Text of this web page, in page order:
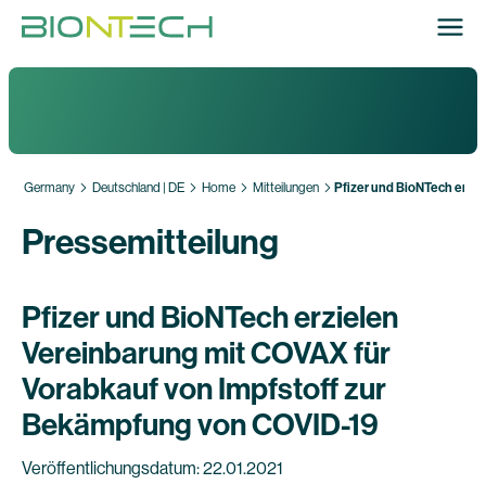
Germany Deutschland | DE Home Mitteilungen Pfizer und BioNTech
Pressemitteilung
Pfizer und BioNTech erzielen
Vereinbarung mit COVAX für
Vorabkauf von Impfstoff zur
Bekämpfung von COVID-19
Veröffentlichungsdatum: 22.01.2021